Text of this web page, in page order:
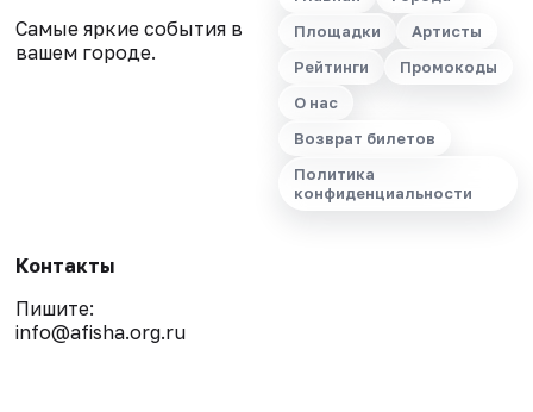
Самые яркие события в
вашем городе.
Площадки
Артисты
Рейтинги
Промокоды
О нас
Возврат билетов
Политика
конфиденциальности
Контакты
Пишите:
info@afisha.org.ru